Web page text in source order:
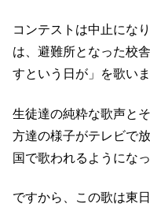
コンテストは中止にな
は、避難所となった校
すという日が」を歌いま
生徒達の純粋な歌声と
方達の様子がテレビで
国で歌われるようにな
ですから、この歌は東